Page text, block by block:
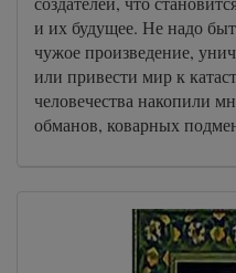
A-Book/01_ot_Matfeya/
A-Book/01_ot_Matfeya/
A-Book/01_ot_Matfeya/
A-Book/01_ot_Matfeya/
A-Book/01_ot_Matfeya/
A-Book/01_ot_Matfeya/
и их будущее. Не надо
чужое произведение,
или привести мир к
человечества накопили
обманов, коварных